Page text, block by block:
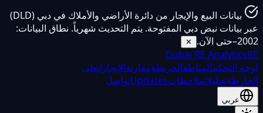
بيانات البيع والإيجار من دائرة الأراضي والأملاك في دبي (DLD)
عبر بيانات نبض دبي المفتوحة. يتم التحديث شهرياً. نطاق البيانات:
2002–حتى الآن.
✕
Dubai RE AnalyticsRE
لوحة التحكمالمناطقالخريطةمقارنةالإيجاراتعلى
الخارطةتحليلاتملاحظاتUpdatesتواصل
عربي